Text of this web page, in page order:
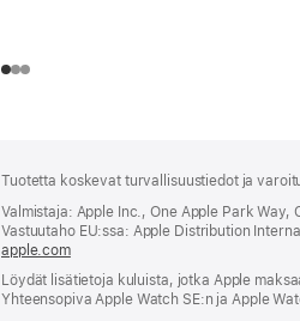
Tuotetta koskevat turvallisuustiedot ja
Valmistaja: Apple Inc., One Apple Park
Vastuutaho EU:ssa: Apple Distribution
apple.com(avautuu
uuteen
ikkunaan)
Löydät lisätietoja kuluista, jotka Apple
Yhteensopiva Apple Watch SE:n ja Apple